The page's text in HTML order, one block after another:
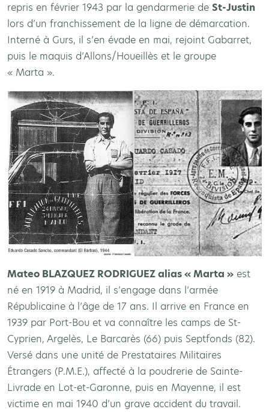
repris en février 1943 par la gendarmerie de St-Justin
lors d’un franchissement de la ligne de démarcation.
Interné à Gurs, il s’en évade en mai, rejoint Gabarret,
puis le maquis d’Allons/Houeillès et le groupe
« Marta ».
Mateo BLAZQUEZ RODRIGUEZ alias « Marta » est
né en 1919 à Madrid, il s’engage dans l’armée
Républicaine à l’âge de 17 ans. Il arrive en France en
1939 par Port-Bou et va connaître les camps de St-
Cyprien, Argelès, Le Barcarès (66) puis Septfonds (82).
Versé dans une unité de Prestataires Militaires
Étrangers (P.M.E.), affecté à la poudrerie de Sainte-
Livrade en Lot-et-Garonne, puis en Mayenne, il est
victime en mai 1940 d’un grave accident du travail.